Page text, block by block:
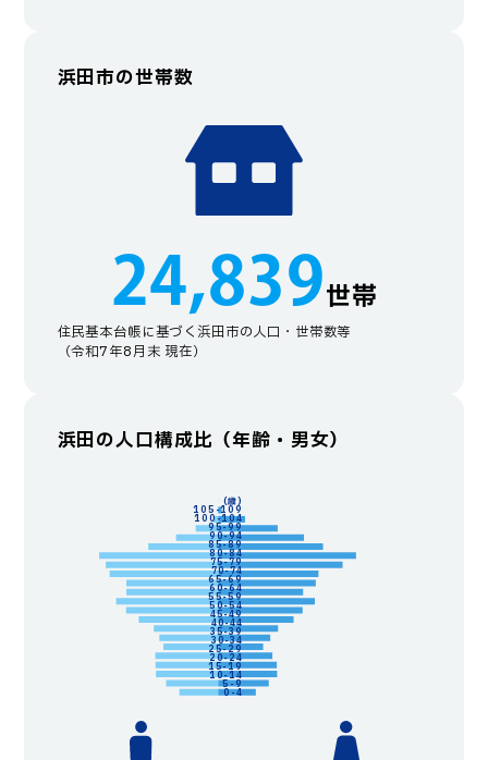
浜田市の世帯数
24,839世帯
住民基本台帳に基づく浜田市の人口・世帯数等
（令和7年8月末 現在）
浜田の人口構成比（年齢・男女）
(歳)
105-109
100-104
95-99
90-94
85-89
80-84
75-79
70-74
65-69
60-64
55-59
50-54
45-49
40-44
35-39
30-34
25-29
20-24
15-19
10-14
5-9
0-4